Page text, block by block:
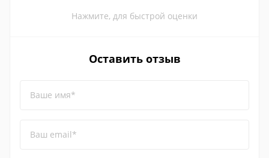
Нажмите, для быстрой оценки
Оставить отзыв
Ваше имя*
Ваш email*